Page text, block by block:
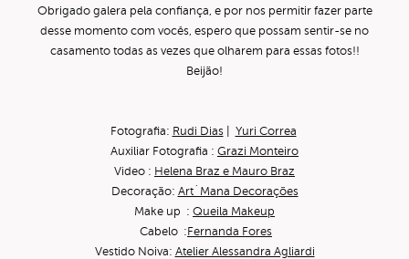
Obrigado galera pela confiança, e por nos permitir fazer parte
desse momento com vocês, espero que possam sentir-se no
casamento todas as vezes que olharem para essas fotos!!
Beijão!
Fotografia: Rudi Dias
Yuri Correa
Auxiliar Fotografia : Grazi Monteiro
Video : Helena Braz e Mauro Braz
Decoração: Art`Mana Decorações
Make up : Queila Makeup
Cabelo : Fernanda Fores
Vestido Noiva: Atelier Alessandra Agliardi